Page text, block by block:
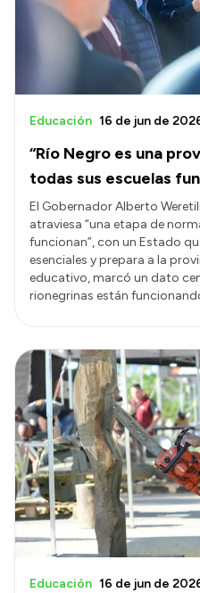
“Río Negro es una
todas sus escuelas
Educación 16 de jun de
El Gobernador Alberto
atraviesa “una etapa de
funcionan”, con un Estado
esenciales y prepara a la
educativo, marcó un dato
rionegrinas están
Educación 16 de jun de